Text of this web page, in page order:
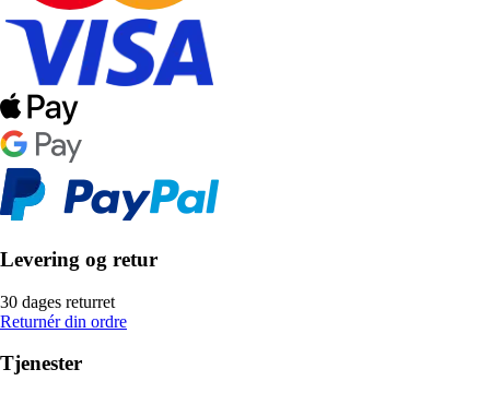
Levering og retur
30 dages returret
Returnér din ordre
Tjenester